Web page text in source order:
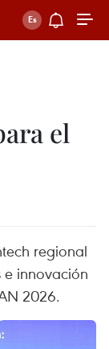
el
regional
e innovación
2026.